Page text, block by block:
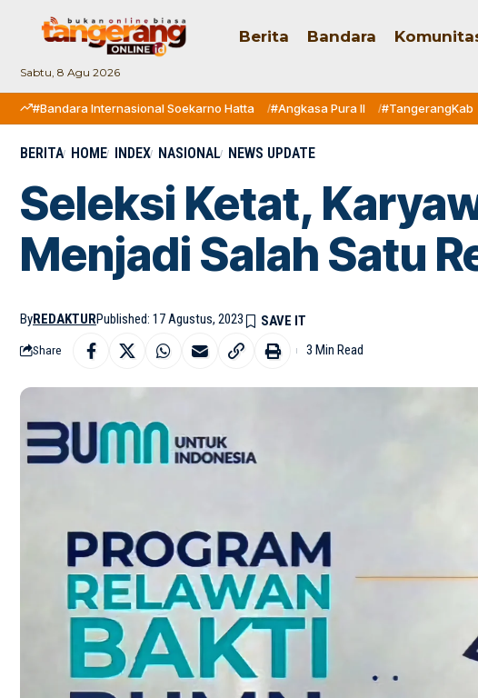
Sabtu, 8 Agu 2026
Berita Bandara
#Bandara Internasional Soekarno Hatta #Angkasa Pura II #TangerangKab
BERITA HOME INDEX NASIONAL NEWS UPDATE
Seleksi Ketat,
Menjadi Salah Satu
ByREDAKTURPublished: 17 Agustus, 2023
Share 3 Min Read